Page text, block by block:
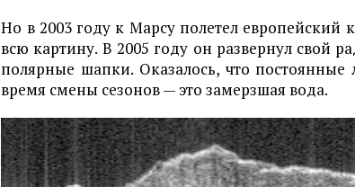
Но в 2003 году к Марсу полетел европейский
всю картину. В 2005 году он развернул свой
полярные шапки. Оказалось, что
время смены сезонов — это замерзшая вода.